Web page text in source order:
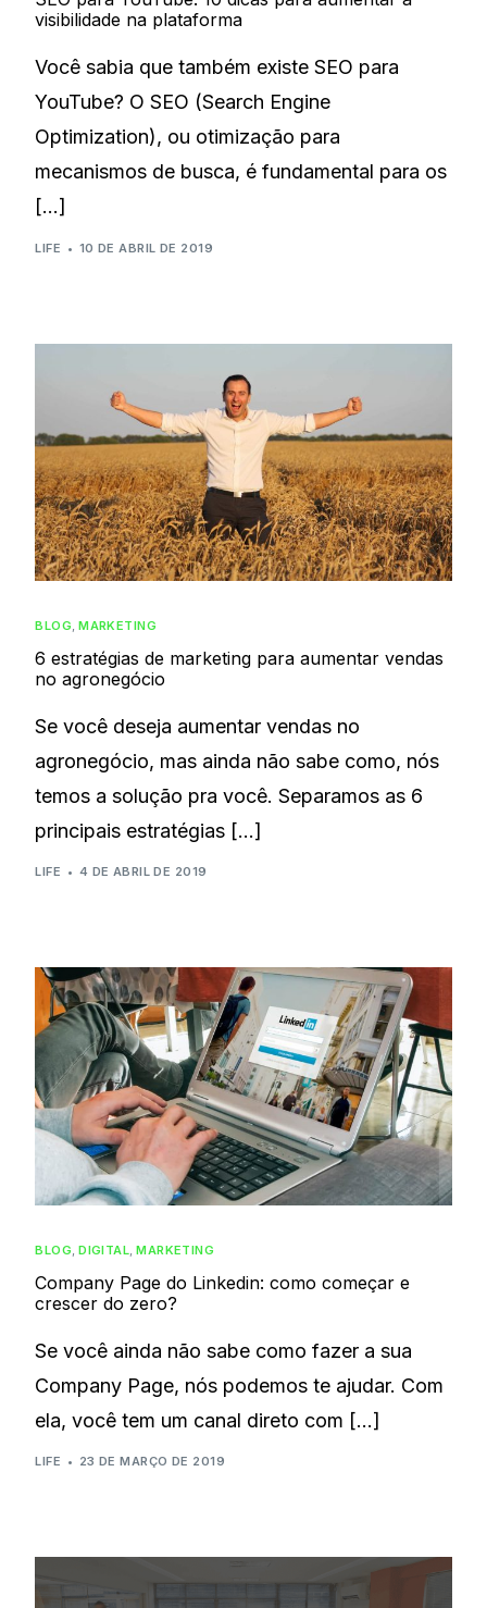
visibilidade na plataforma
Você sabia que também existe SEO para
YouTube? O SEO (Search Engine
Optimization), ou otimização para
mecanismos de busca, é fundamental para os
[…]
LIFE 10 DE ABRIL DE 2019
BLOG,MARKETING
6 estratégias de marketing para aumentar vendas
no agronegócio
Se você deseja aumentar vendas no
agronegócio, mas ainda não sabe como, nós
temos a solução pra você. Separamos as 6
principais estratégias […]
LIFE 4 DE ABRIL DE 2019
BLOG,DIGITAL,MARKETING
Company Page do Linkedin: como começar e
crescer do zero?
Se você ainda não sabe como fazer a sua
Company Page, nós podemos te ajudar. Com
ela, você tem um canal direto com […]
LIFE 23 DE MARÇO DE 2019